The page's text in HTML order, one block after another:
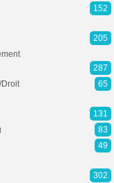
152
205
287
65
131
83
49
302